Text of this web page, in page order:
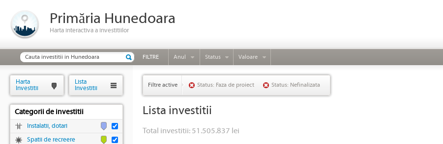
Primăria Hunedoara
Harta interactiva a investitiilor
FILTRE Anul Status Valoare
Filtre active Status: Faza de proiect Status: Nefinalizata
Lista investitii
Total investitii: 51.505.837 lei
Harta
Investitii
Lista
Investitii
Categorii de investitii
Instalatii, dotari
Spatii de recreere